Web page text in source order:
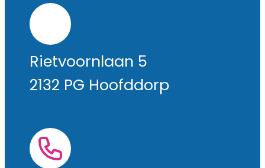
Rietvoornlaan 5
2132 PG Hoofddorp